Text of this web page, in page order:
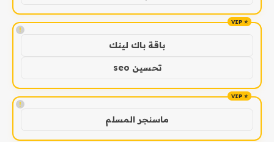
!
باقة باك لينك
تحسين seo
!
ماسنجر المسلم